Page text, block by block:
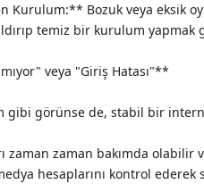
Bozuk veya eksik
temiz bir kurulum yapmak
veya "Giriş Hatası"**
gibi görünse de, stabil bir
zaman bakımda olabilir
hesaplarını kontrol